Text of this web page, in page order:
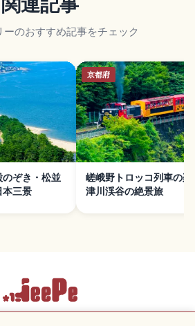
ーのおすすめ記事をチェック
ぞき・松並
本三景
京都府
嵯峨野トロッコ列車の楽
津川渓谷の絶景旅